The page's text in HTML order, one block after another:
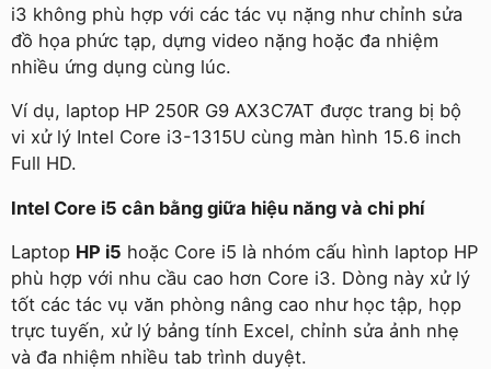
i3 không phù hợp với các tác vụ nặng như chỉnh sửa
đồ họa phức tạp, dựng video nặng hoặc đa nhiệm
nhiều ứng dụng cùng lúc.
Ví dụ, laptop HP 250R G9 AX3C7AT được trang bị bộ
vi xử lý Intel Core i3-1315U cùng màn hình 15.6 inch
Full HD.
Intel Core i5 cân bằng giữa hiệu năng và chi phí
Laptop HP i5 hoặc Core i5 là nhóm cấu hình laptop HP
phù hợp với nhu cầu cao hơn Core i3. Dòng này xử lý
tốt các tác vụ văn phòng nâng cao như học tập, họp
trực tuyến, xử lý bảng tính Excel, chỉnh sửa ảnh nhẹ
và đa nhiệm nhiều tab trình duyệt.